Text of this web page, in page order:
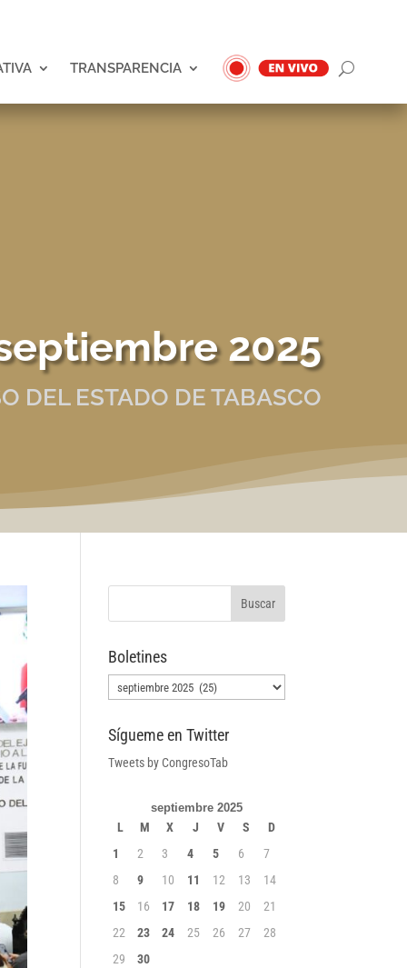
TRANSPARENCIA
2025
DEL ESTADO DE TABASCO
Boletines
Boletines
Sígueme en Twitter
Tweets by CongresoTab
septiembre 2025
L M X J V S
D
1
2 3 4 5 6
7
8
9 10 11 12 13
14
15
16 17 18 19 20
21
22
23 24 25 26 27
28
29
30